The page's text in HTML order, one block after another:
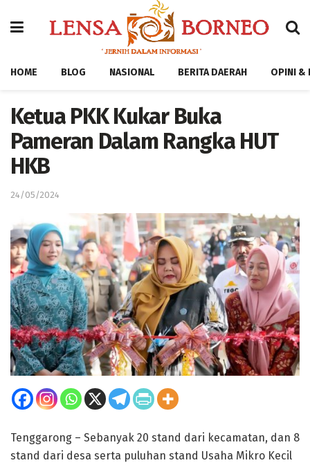
HOME BLOG NASIONAL BERITA DAERAH OPINI &
Ketua PKK Kukar Buka
Pameran Dalam Rangka HUT
HKB
24/05/2024
Tenggarong – Sebanyak 20 stand dari kecamatan, dan 8
stand dari desa serta puluhan stand Usaha Mikro Kecil